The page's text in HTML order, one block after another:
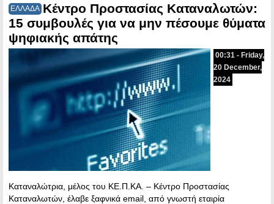
ΕΛΛΑΔΑ Κέντρο Προστασίας Καταναλωτών:
15 συμβουλές για να μην πέσουμε θύματα
ψηφιακής απάτης
00:31 - Friday,
20 December,
2024
Καταναλώτρια, μέλος του ΚΕ.Π.ΚΑ. – Κέντρο Προστασίας
Καταναλωτών, έλαβε ξαφνικά email, από γνωστή εταιρία